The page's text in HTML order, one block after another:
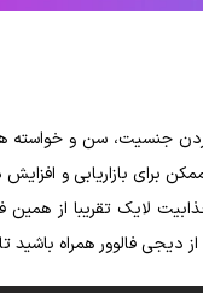
سن و خواسته های
برای بازاریابی و
دیجی فالوور همراه باشید